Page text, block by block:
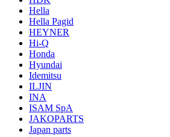
Hella
Hella Pagid
HEYNER
Hi-Q
Honda
Hyundai
Idemitsu
ILJIN
INA
ISAM SpA
JAKOPARTS
Japan parts